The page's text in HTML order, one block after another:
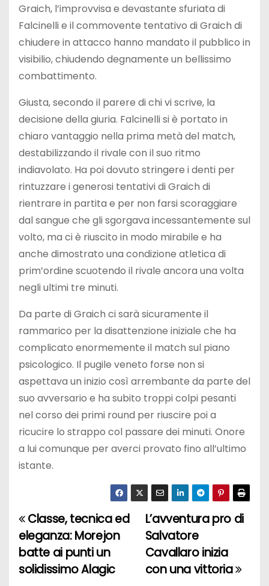
Graich, l’improvvisa e devastante sfuriata di
Falcinelli e il commovente tentativo di Graich di
chiudere in attacco hanno mandato il pubblico in
visibilio, chiudendo degnamente un bellissimo
combattimento.
Giusta, secondo il parere di chi vi scrive, la
decisione della giuria. Falcinelli si è portato in
chiaro vantaggio nella prima metà del match,
destabilizzando il rivale con il suo ritmo
indiavolato. Ha poi dovuto stringere i denti per
rintuzzare i generosi tentativi di Graich di
rientrare in partita e per non farsi scoraggiare
dal sangue che gli sgorgava incessantemente sul
volto, ma ci è riuscito in modo mirabile e ha
anche dimostrato una condizione atletica di
prim’ordine scuotendo il rivale ancora una volta
negli ultimi tre minuti.
Da parte di Graich ci sarà sicuramente il
rammarico per la disattenzione iniziale che ha
complicato enormemente il match sul piano
psicologico. Il pugile veneto forse non si
aspettava un inizio così arrembante da parte del
suo avversario e ha subito troppi colpi pesanti
nel corso dei primi round per riuscire poi a
ricucire lo strappo col passare dei minuti. Onore
a lui comunque per averci provato fino all’ultimo
istante.
N
a
v
L’avventura pro di
Salvatore
Cavallaro inizia
con una vittoria
Classe, tecnica ed
eleganza: Morejon
batte ai punti un
solidissimo Alagic